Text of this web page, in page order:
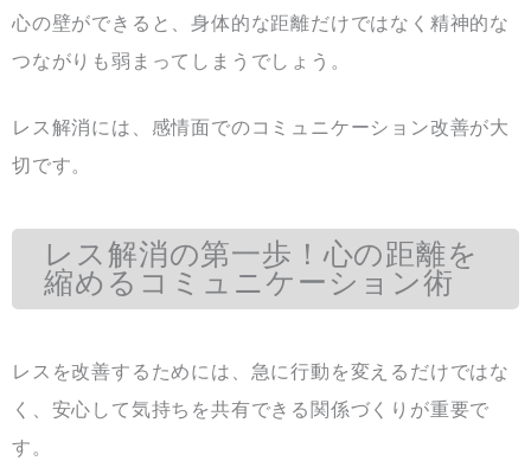
心の壁ができると、身体的な距離だけではなく精神的な
つながりも弱まってしまうでしょう。
レス解消には、感情面でのコミュニケーション改善が大
切です。
レス解消の第一歩！心の距離を
縮めるコミュニケーション術
レスを改善するためには、急に行動を変えるだけではな
く、安心して気持ちを共有できる関係づくりが重要で
す。